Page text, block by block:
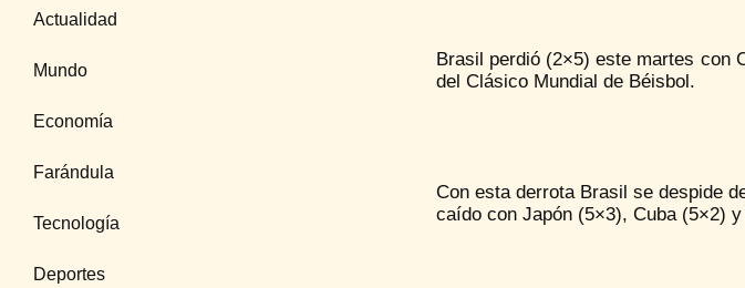
Actualidad
Mundo
Economía
Farándula
Tecnología
Deportes
Brasil perdió (2×5) este martes con
del Clásico Mundial de Béisbol.
Con esta derrota Brasil se despide
caído con Japón (5×3), Cuba (5×2) y